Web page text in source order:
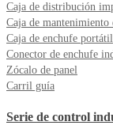
Caja de distribución
Caja de mantenimiento
Caja de enchufe portátil
Conector de enchufe
Zócalo de panel
Carril guía
Serie de control